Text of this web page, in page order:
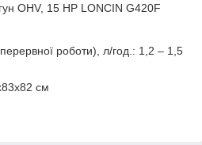
OHV, 15 HP LONCIN G420F
роботи), л/год.: 1,2 – 1,5
см